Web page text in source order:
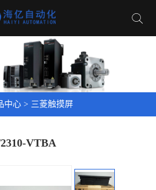
中心 > 三菱触摸屏
VTBA